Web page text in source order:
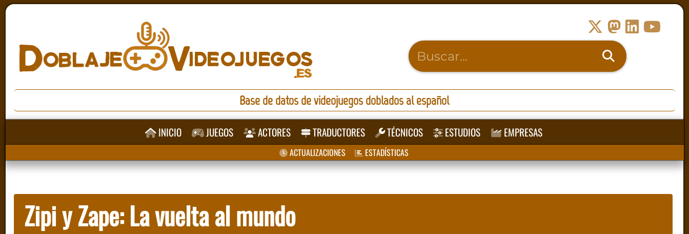
Base de datos de videojuegos doblados al español
INICIO JUEGOS ACTORES TRADUCTORES TÉCNICOS ESTUDIOS EMPRESAS
ACTUALIZACIONES ESTADÍSTICAS
Zipi y Zape: La vuelta al mundo